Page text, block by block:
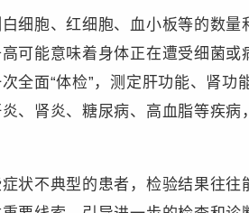
胞、红细胞、血小板等的数量
可能意味着身体正在遭受细菌或
全面“体检”，测定肝功能、肾功
、肾炎、糖尿病、高血脂等疾病
不典型的患者，检验结果往往